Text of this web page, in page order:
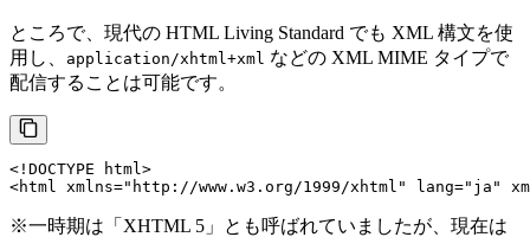
ところで、現代の HTML Living Standard でも XML 構文を使
用し、
application/xhtml+xml などの XML MIME タイプで
配信することは可能です。
<!DOCTYPE html >
<html xmlns="http://www.w3.org/1999/xhtml" lang="ja"
※一時期は「XHTML 5」とも呼ばれていましたが、現在は